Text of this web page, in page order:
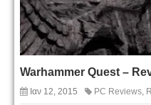
Warhammer Quest –
Ιαν 12, 2015 PC Reviews